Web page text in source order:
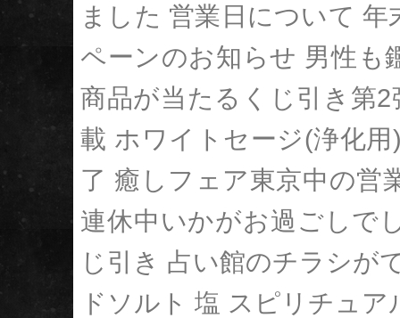
ました 営業日について 年
ペーンのお知らせ 男性も
商品が当たるくじ引き第2
載 ホワイトセージ(浄化
了 癒しフェア東京中の営
連休中いかがお過ごしで
じ引き 占い館のチラシが
ドソルト 塩 スピリチュア